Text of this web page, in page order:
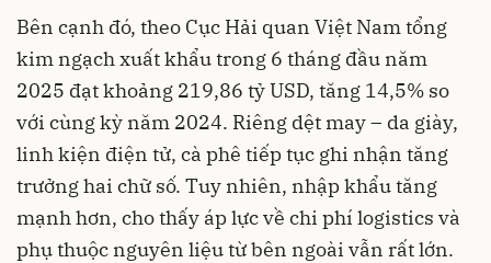
Bên cạnh đó, theo Cục Hải quan Việt Nam tổng
kim ngạch xuất khẩu trong 6 tháng đầu năm
2025 đạt khoảng 219,86 tỷ USD, tăng 14,5% so
với cùng kỳ năm 2024. Riêng dệt may – da giày,
linh kiện điện tử, cà phê tiếp tục ghi nhận tăng
trưởng hai chữ số. Tuy nhiên, nhập khẩu tăng
mạnh hơn, cho thấy áp lực về chi phí logistics và
phụ thuộc nguyên liệu từ bên ngoài vẫn rất lớn.